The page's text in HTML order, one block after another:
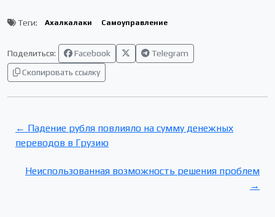
Теги: Ахалкалаки Самоуправление
Поделиться: Facebook
Telegram
Скопировать ссылку
← Падение рубля повлияло на сумму денежных
переводов в Грузию
Неиспользованная возможность решения проблем
→